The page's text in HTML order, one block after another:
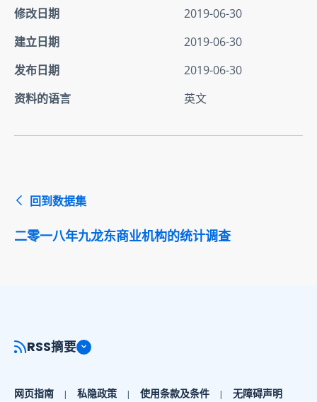
修改日期
2019-06-30
建立日期
2019-06-30
发布日期
2019-06-30
资料的语言
英文
回到数据集
二零一八年九龙东商业机构的统计调查
RSS摘要
网页指南 私隐政策 使用条款及条件 无障碍声明